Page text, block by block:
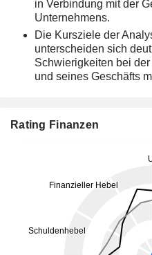
in Verbindung mit der
Unternehmens.
Die Kursziele der
unterscheiden sich
Schwierigkeiten bei
und seines Geschäfts
Rating Finanzen